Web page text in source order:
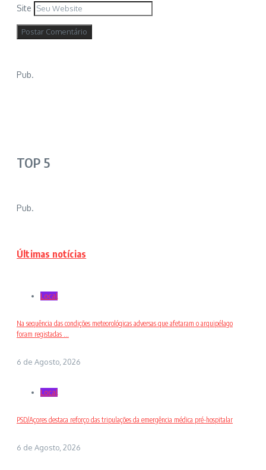
Site
Pub.
TOP 5
Pub.
Últimas notícias
Local
Na sequência das condições meteorológicas adversas que afetaram o arquipélago
foram registadas ...
6 de Agosto, 2026
Local
PSD/Açores destaca reforço das tripulações da emergência médica pré-hospitalar
6 de Agosto, 2026